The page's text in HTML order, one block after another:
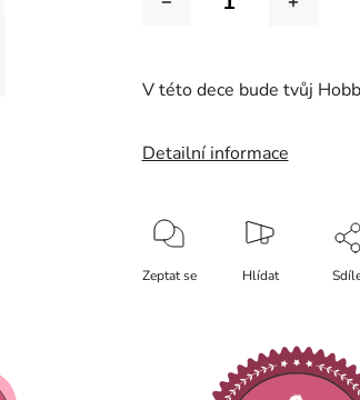
V této dece bude tvůj
Detailní informace
Zeptat se Hlídat